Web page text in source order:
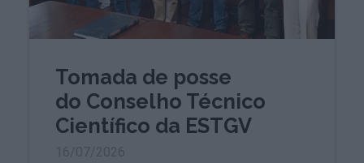
Tomada de posse
do Conselho Técnico
Científico da ESTGV